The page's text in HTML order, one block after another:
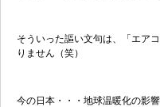
そういった謳い文句は、「エア
りません（笑）
今の日本・・・地球温暖化の影